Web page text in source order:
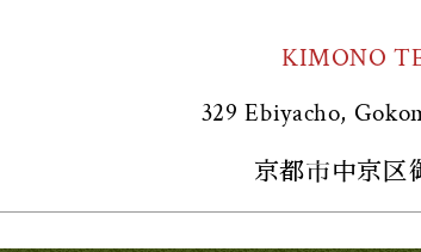
KIMONO
329 Ebiyacho,
京都市中京区